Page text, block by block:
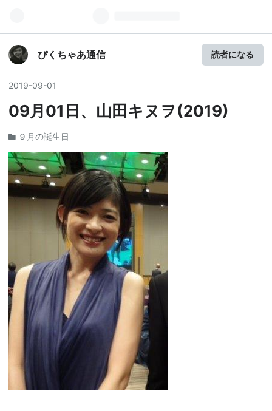
ぴくちゃあ通信 読者になる
2019-09-01
09月01日、山田キヌヲ(2019)
９月の誕生日